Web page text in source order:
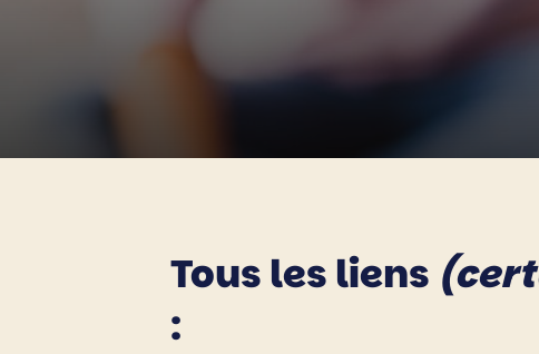
Tous les liens
: